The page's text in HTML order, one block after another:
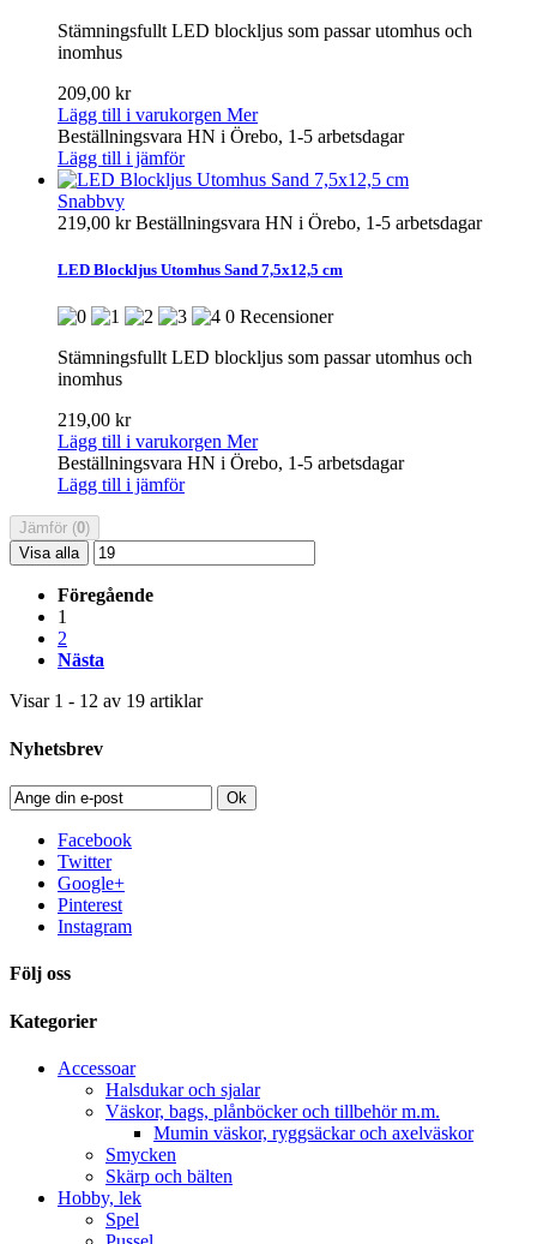
Stämningsfullt LED blockljus som passar utomhus och
inomhus
209,00 kr
Lägg till i varukorgen Mer
Beställningsvara HN i Örebo, 1-5 arbetsdagar
Lägg till i jämför
Snabbvy
219,00 krBeställningsvara HN i Örebo, 1-5 arbetsdagar
LED Blockljus Utomhus Sand 7,5x12,5 cm
0 Recensioner
Stämningsfullt LED blockljus som passar utomhus och
inomhus
219,00 kr
Lägg till i varukorgen Mer
Beställningsvara HN i Örebo, 1-5 arbetsdagar
Lägg till i jämför
Jämför (0)
Visa alla
Föregående
1
2
Nästa
Visar 1 - 12 av 19 artiklar
Nyhetsbrev
Ok
Facebook
Twitter
Google+
Pinterest
Instagram
Följ oss
Kategorier
Accessoar
Halsdukar och sjalar
Väskor, bags, plånböcker och tillbehör m.m.
Mumin väskor, ryggsäckar och axelväskor
Smycken
Skärp och bälten
Hobby, lek
Spel